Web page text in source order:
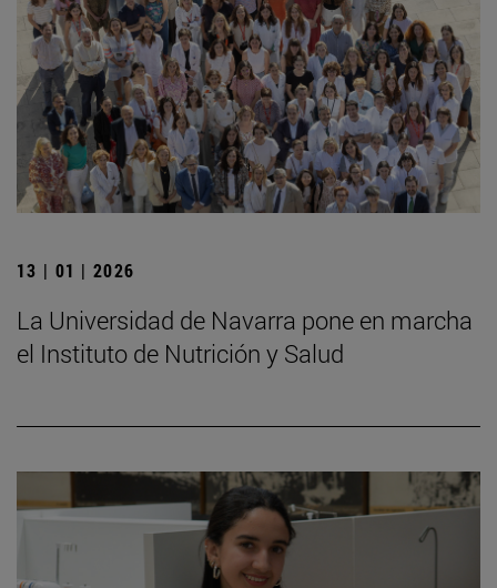
13 | 01 | 2026
La Universidad de Navarra pone en marcha
el Instituto de Nutrición y Salud